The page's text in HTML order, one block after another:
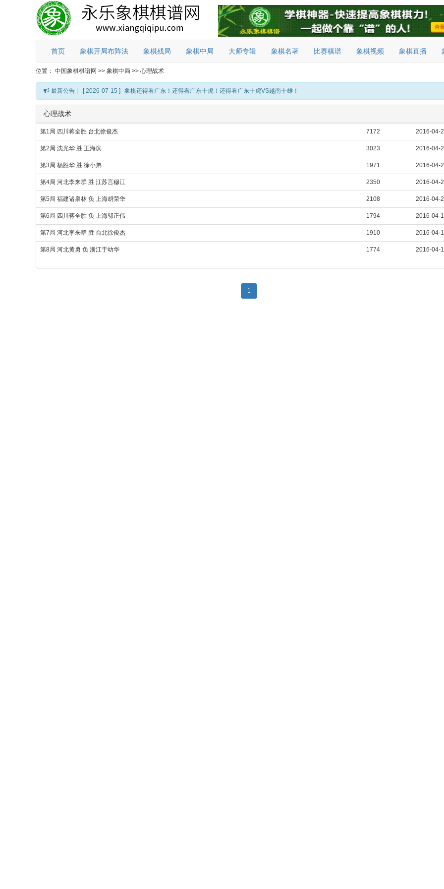
首页 象棋开局布阵法 象棋残局 象棋中局 大师专辑 象棋名著 比赛棋谱 象棋视频 象棋直播
位置： 中国象棋棋谱网 >> 象棋中局 >> 心理战术
最新公告 | [ 2026-07-15 ] 象棋还得看广东！还得看广东十虎！还得看广东十虎VS越南十雄！
心理战术
第1局 四川蒋全胜 台北徐俊杰 7172 2016-04-
第2局 沈光华 胜 王海滨 3023 2016-04-
第3局 杨胜华 胜 徐小弟 1971 2016-04-
第4局 河北李来群 胜 江苏言穆江 2350 2016-04-
第5局 福建诸泉林 负 上海胡荣华 2108 2016-04-
第6局 四川蒋全胜 负 上海邬正伟 1794 2016-04-
第7局 河北李来群 胜 台北徐俊杰 1910 2016-04-
第8局 河北黄勇 负 浙江于幼华 1774 2016-04-
1